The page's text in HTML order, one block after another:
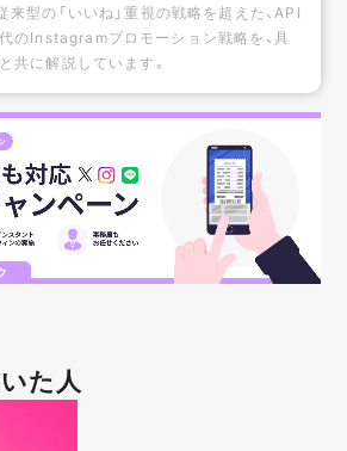
来型の「いいね」重視の戦略を超えた、API
のInstagramプロモーション戦略を、具
共に解説しています。
た人